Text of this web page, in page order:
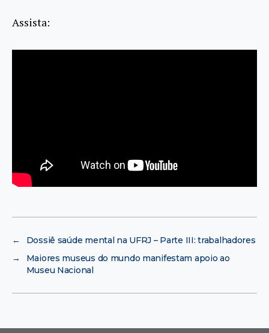
Assista:
←
Dossiê saúde mental na UFRJ – Parte III: trabalhadores
→
Maiores museus do mundo manifestam apoio ao
Museu Nacional